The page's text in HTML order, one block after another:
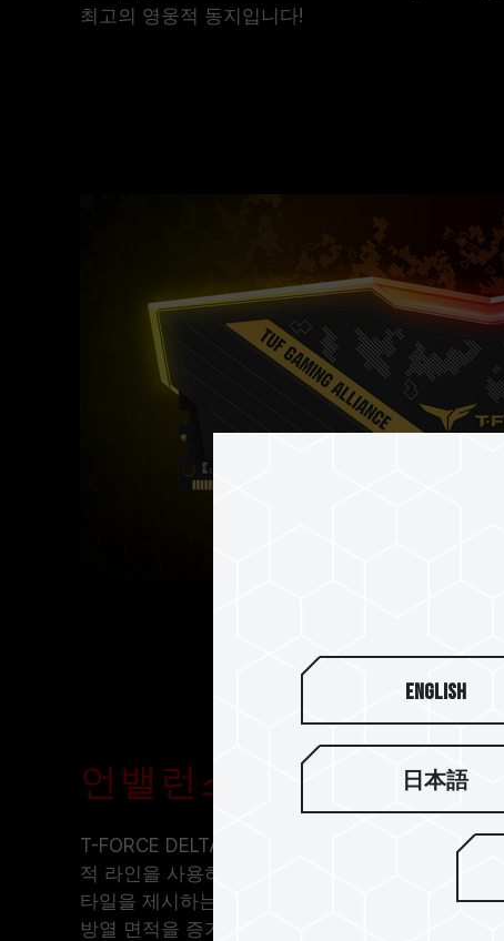
최고의 영웅적 동지입니다!
언밸런스한 심플 디자인
T-FORCE DELTA TUF Gaming RGB 오버클럭 메
적 라인을 사용하여 설계되어 예술과 공예의 완벽
타일을 제시하는 단순하고 매끄러운 방열판을 만
방열 면적을 증가시킬 뿐만 아니라 게임 메모리 모
English
日本語